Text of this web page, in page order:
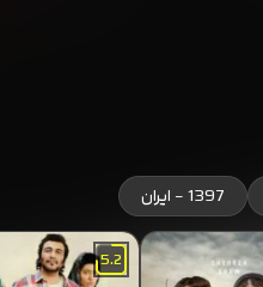
1397 - ایران
5.2